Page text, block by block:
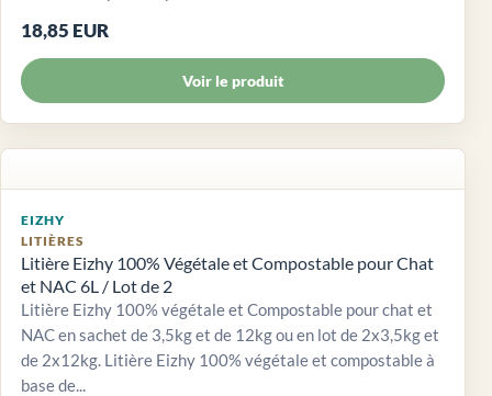
18,85 EUR
Voir le produit
EIZHY
LITIÈRES
Litière Eizhy 100% Végétale et Compostable pour Chat
et NAC 6L / Lot de 2
Litière Eizhy 100% végétale et Compostable pour chat et
NAC en sachet de 3,5kg et de 12kg ou en lot de 2x3,5kg et
de 2x12kg. Litière Eizhy 100% végétale et compostable à
base de...